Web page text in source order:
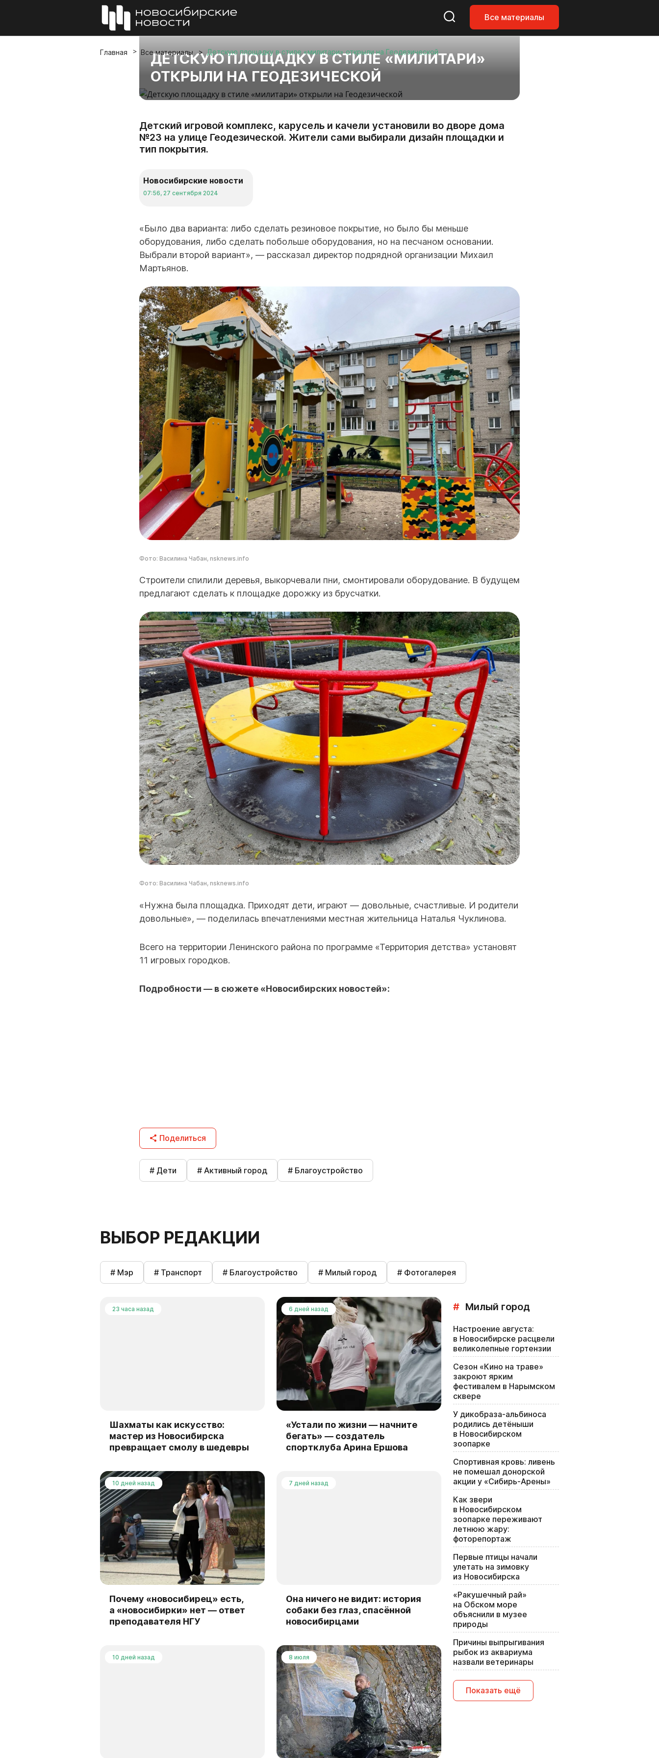
Все материалы
Главная Все материалы Детскую площадку в стиле «милитари» открыли на Геодезической
ДЕТСКУЮ ПЛОЩАДКУ В СТИЛЕ «МИЛИТАРИ»
ОТКРЫЛИ НА ГЕОДЕЗИЧЕСКОЙ
Детский игровой комплекс, карусель и качели установили во дворе дома
№23 на улице Геодезической. Жители сами выбирали дизайн площадки и
тип покрытия.
Новосибирские новости
07:56, 27 сентября 2024
«Было два варианта: либо сделать резиновое покрытие, но было бы меньше
оборудования, либо сделать побольше оборудования, но на песчаном основании.
Выбрали второй вариант», — рассказал директор подрядной организации Михаил
Мартьянов.
Фото: Василина Чабан, nsknews.info
Строители спилили деревья, выкорчевали пни, смонтировали оборудование. В будущем
предлагают сделать к площадке дорожку из брусчатки.
Фото: Василина Чабан, nsknews.info
«Нужна была площадка. Приходят дети, играют — довольные, счастливые. И родители
довольные», — поделилась впечатлениями местная жительница Наталья Чуклинова.
Всего на территории Ленинского района по программе «Территория детства» установят
11 игровых городков.
Подробности — в сюжете «Новосибирских новостей»:
Поделиться
# Дети # Активный город # Благоустройство
ВЫБОР РЕДАКЦИИ
# Мэр # Транспорт # Благоустройство # Милый город # Фотогалерея
23 часа назад
Шахматы как искусство:
мастер из Новосибирска
превращает смолу в шедевры
6 дней назад
«Устали по жизни — начните
бегать» — создатель
спортклуба Арина Ершова
10 дней назад
Почему «новосибирец» есть,
а «новосибирки» нет — ответ
преподавателя НГУ
7 дней назад
Она ничего не видит: история
собаки без глаз, спасённой
новосибирцами
10 дней назад 8 июля
# Милый город
Настроение августа:
в Новосибирске расцвели
великолепные гортензии
Сезон «Кино на траве»
закроют ярким
фестивалем в Нарымском
сквере
У дикобраза-альбиноса
родились детёныши
в Новосибирском
зоопарке
Спортивная кровь: ливень
не помешал донорской
акции у «Сибирь-Арены»
Как звери
в Новосибирском
зоопарке переживают
летнюю жару:
фоторепортаж
Первые птицы начали
улетать на зимовку
из Новосибирска
«Ракушечный рай»
на Обском море
объяснили в музее
природы
Причины выпрыгивания
рыбок из аквариума
назвали ветеринары
Показать ещё